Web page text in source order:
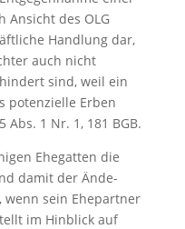
Ansicht des OLG
Handlung dar,
auch nicht
sind, weil ein
potenzielle Erben
Abs. 1 Nr. 1, 181 BGB.
Ehegatten die
damit der Ände-
wenn sein Ehepartner
im Hinblick auf